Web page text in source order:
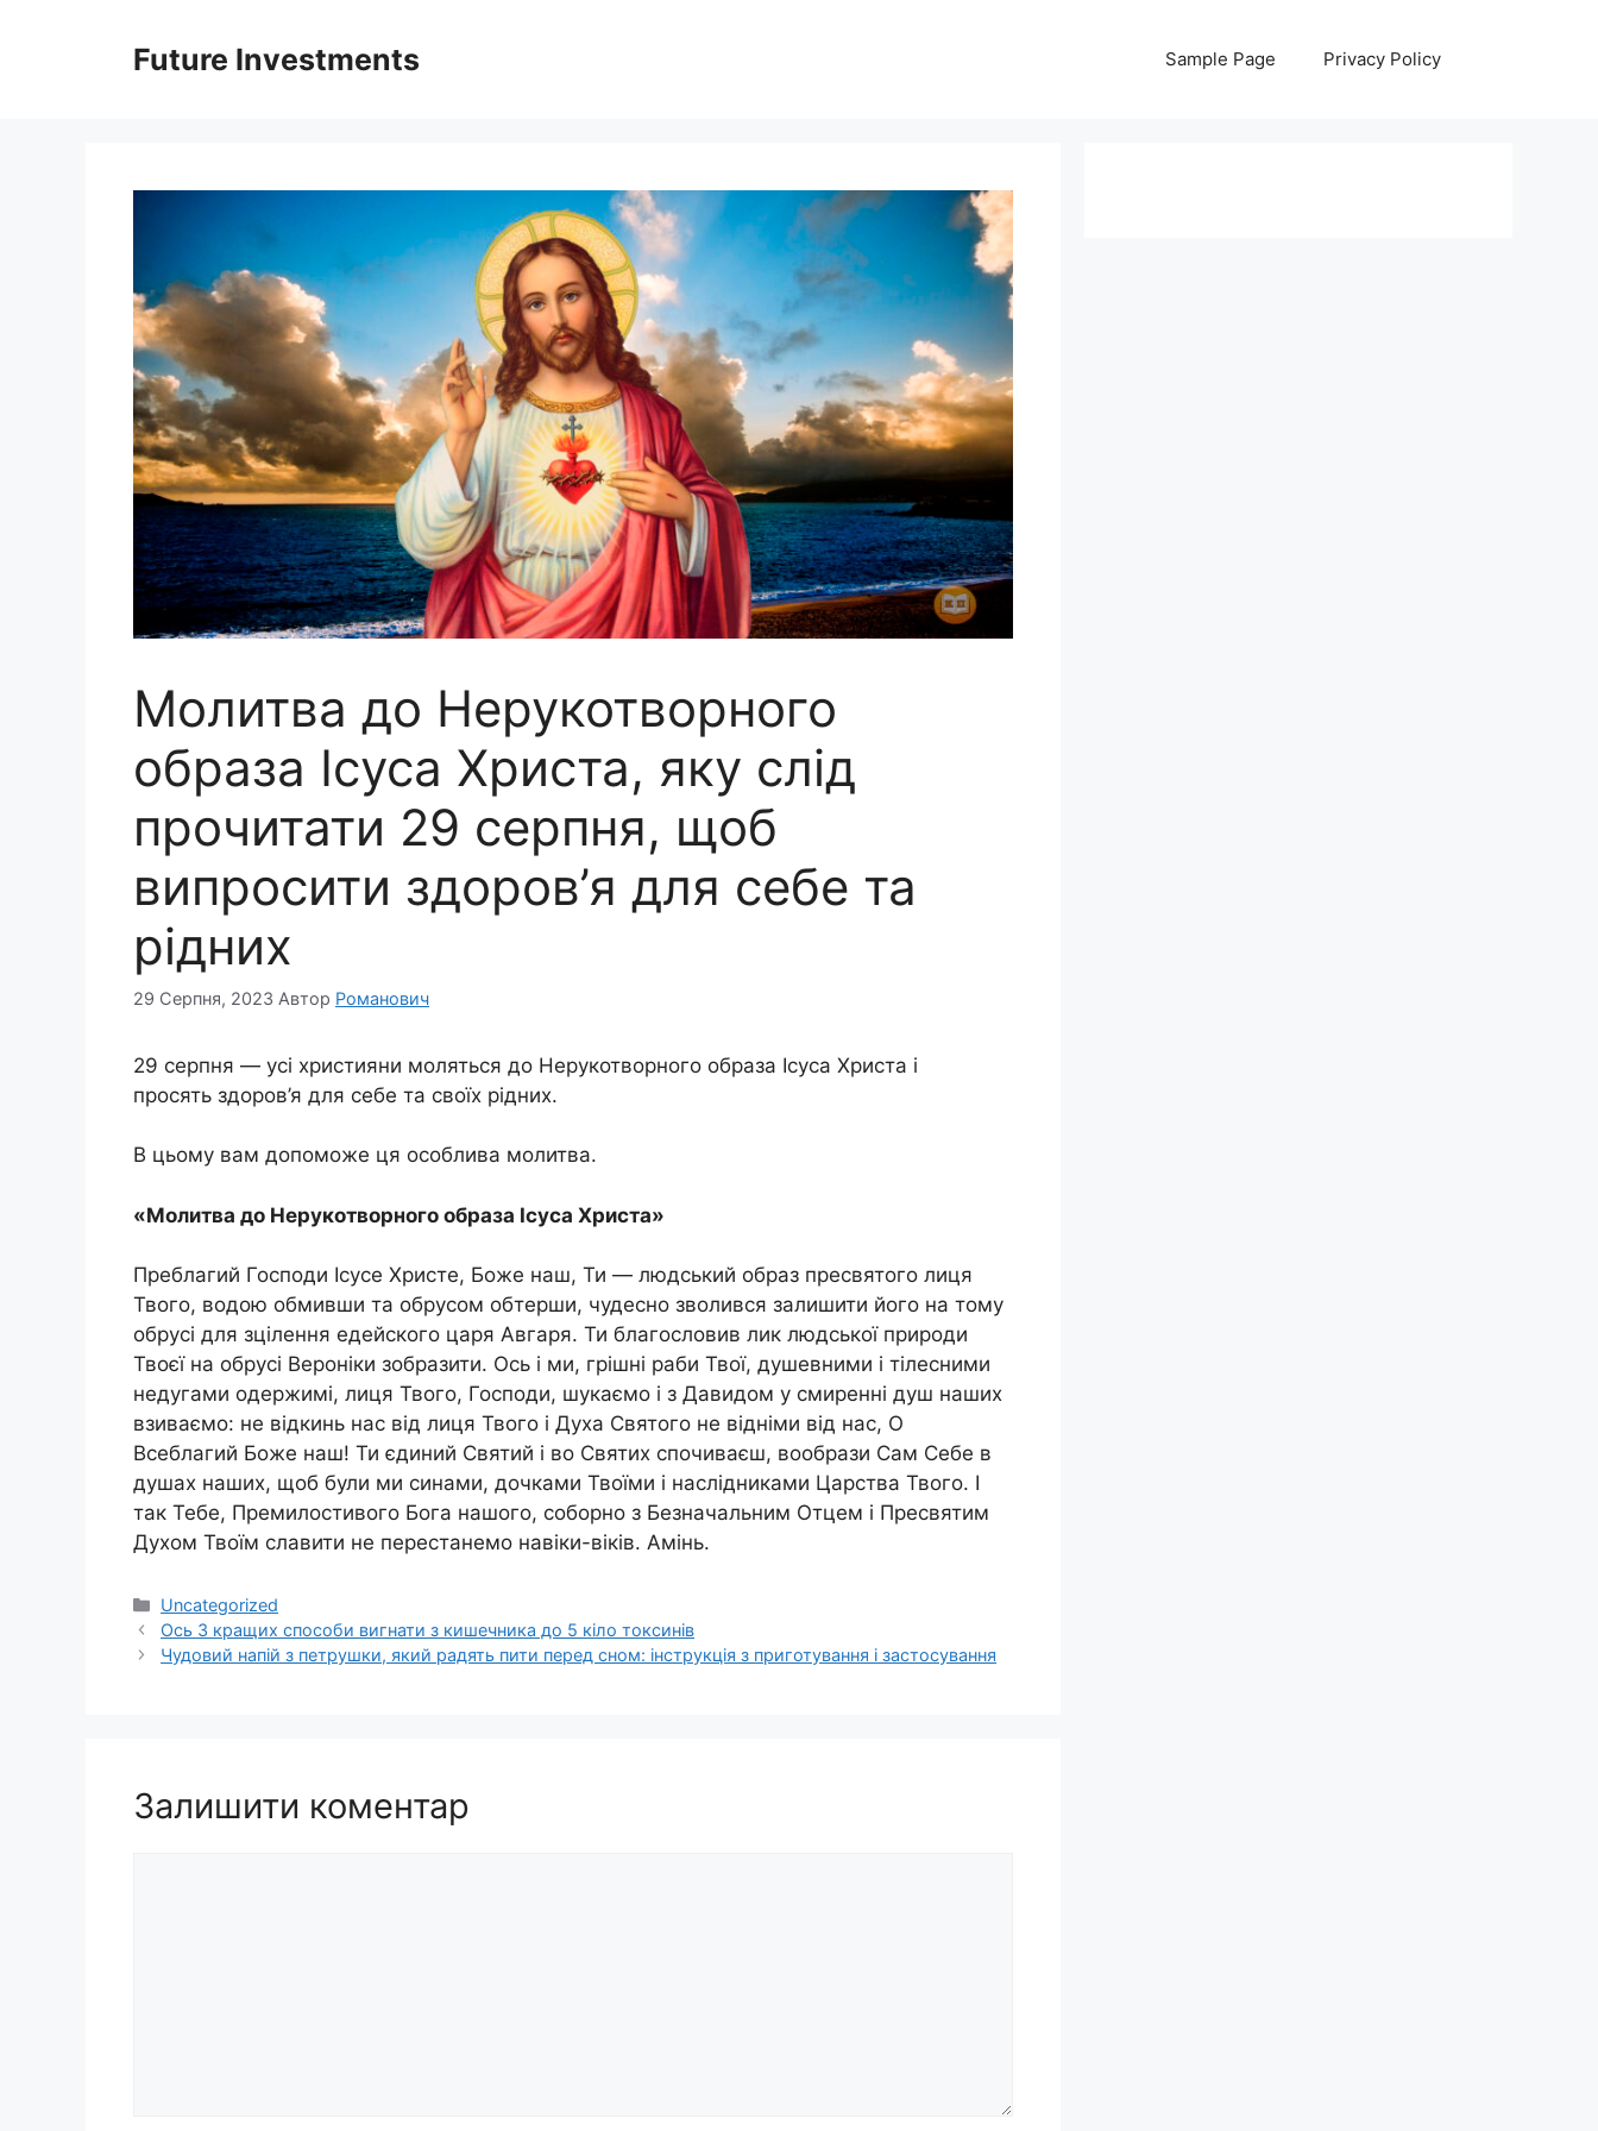
Future Investments Sample Page Privacy Policy
Молитва до Нерукотворного
образа Ісуса Христа, яку слід
прочитати 29 серпня, щоб
випросити здоров’я для себе та
рідних
29 Серпня, 2023 Автор Романович
29 серпня — усі християни моляться до Нерукотворного образа Ісуса Христа і
просять здоров’я для себе та своїх рідних.
В цьому вам допоможе ця особлива молитва.
«Молитва до Нерукотворного образа Ісуса Христа»
Преблагий Господи Ісусе Христе, Боже наш, Ти — людський образ пресвятого лиця
Твого, водою обмивши та обрусом обтерши, чудесно зволився залишити його на тому
обрусі для зцілення едейского царя Авгаря. Ти благословив лик людської природи
Твоєї на обрусі Вероніки зобразити. Ось і ми, грішні раби Твої, душевними і тілесними
недугами одержимі, лиця Твого, Господи, шукаємо і з Давидом у смиренні душ наших
взиваємо: не відкинь нас від лиця Твого і Духа Святого не відніми від нас, О
Всеблагий Боже наш! Ти єдиний Святий і во Святих спочиваєш, вообрази Сам Себе в
душах наших, щоб були ми синами, дочками Твоїми і наслідниками Царства Твого. І
так Тебе, Премилостивого Бога нашого, соборно з Безначальним Отцем і Пресвятим
Духом Твоїм славити не перестанемо навіки-віків. Амінь.
Категорії
Uncategorized
Ось 3 кращих способи вигнати з кишечника до 5 кіло токсинів
Чудовий напій з петрушки, який радять пити перед сном: інструкція з приготування і застосування
Залишити коментар